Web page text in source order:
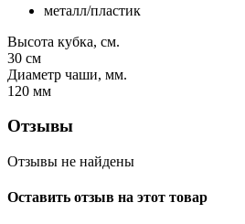
металл/пластик
Высота кубка, см.
30 см
Диаметр чаши, мм.
120 мм
Отзывы
Отзывы не найдены
Оставить отзыв на этот товар